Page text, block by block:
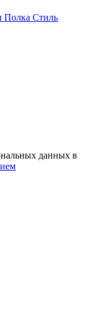
Полка Стиль
данных в